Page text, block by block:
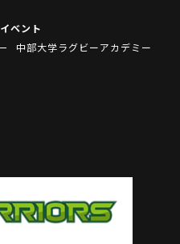
イベント
中部大学ラグビーアカデミー